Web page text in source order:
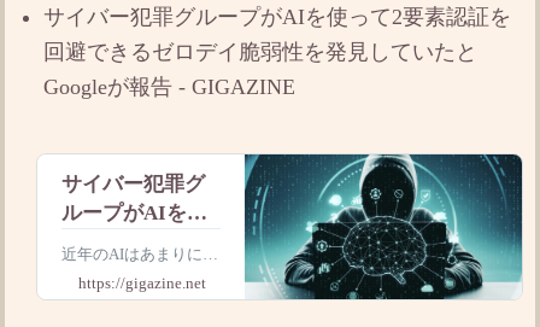
不法行為のためにAIが
ソフトウェアを解析
サイバー犯罪グループがAIを使って2要素認証を
回避できるゼロデイ脆弱性を発見していたと
Googleが報告 - GIGAZINE
サイバー犯罪グ
ループがAIを使
って2要素認証を
回避できるゼロ
デイ脆弱性を発
近年のAIはあまりに性
能が高いため、「誰も
気付いていなかったソ
https://gigazine.net